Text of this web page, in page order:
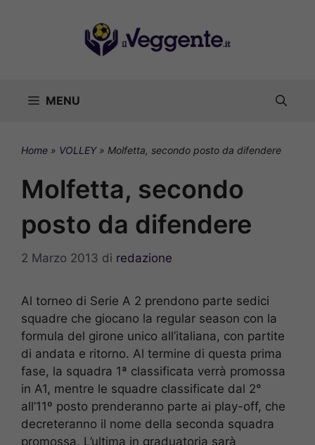
MENU
Home » VOLLEY» Molfetta, secondo posto da difendere
Molfetta, secondo
posto da difendere
2 Marzo 2013 di redazione
Al torneo di Serie A 2 prendono parte sedici
squadre che giocano la regular season con la
formula del girone unico all’italiana, con partite
di andata e ritorno. Al termine di questa prima
fase, la squadra 1ª classificata verrà promossa
in A1, mentre le squadre classificate dal 2°
all’11º posto prenderanno parte ai play-off, che
decreteranno il nome della seconda squadra
promossa. L’ultima in graduatoria sarà